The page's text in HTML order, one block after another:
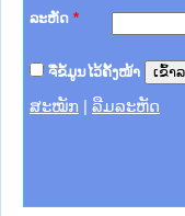
ລະຫັດ *
ຈື່ຂໍ້ມູນໄວ້ຄັ້ງໜ້າ
ສະໝັກ ລືມລະຫັດ
າຊົນ ພາກເໜືອ
ການ
ກາງ
ໃຕ້
ຕຳຫຼວດປະຊາຊົນ
ສັນຕິບານປະຊາຊົນ
ກເໜືອ
າຊົນ ພາກກາງ